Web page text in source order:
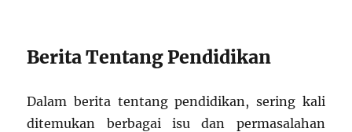
Berita Tentang Pendidikan
Dalam berita tentang pendidikan, sering kali
ditemukan berbagai isu dan permasalahan